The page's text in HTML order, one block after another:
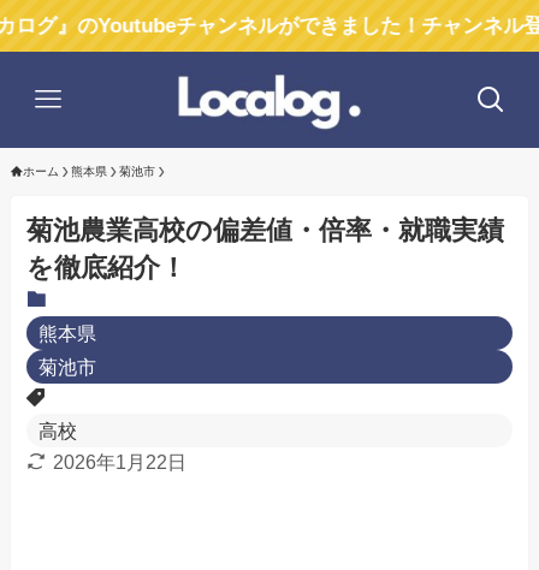
チャンネルができました！チャンネル登録お願い
ホーム 熊本県 菊池市
菊池農業高校の偏差値・倍率・就職実績
を徹底紹介！
熊本県
菊池市
高校
2026年1月22日